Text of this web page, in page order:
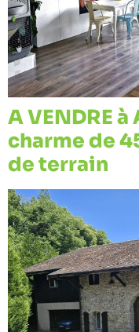
A VENDRE
charme de
de terrain